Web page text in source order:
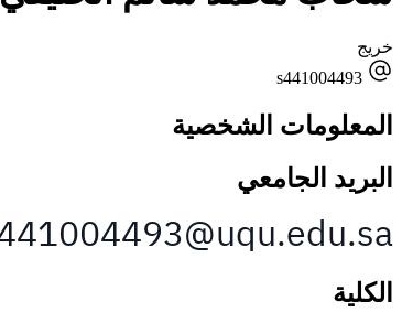
خريج
s441004493
المعلومات الشخصية
البريد الجامعي
الكلية